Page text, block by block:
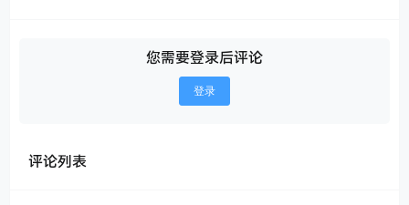
您需要登录后评论
登录
评论列表